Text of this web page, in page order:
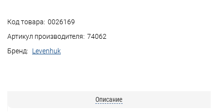
Код товара: 0026169
Артикул производителя: 74062
Бренд:
Levenhuk
Описание